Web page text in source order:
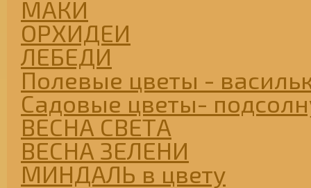
МАКИ
ОРХИДЕИ
ЛЕБЕДИ
Полевые цветы -
Садовые цветы-
ВЕСНА СВЕТА
ВЕСНА ЗЕЛЕНИ
МИНДАЛЬ в цвету